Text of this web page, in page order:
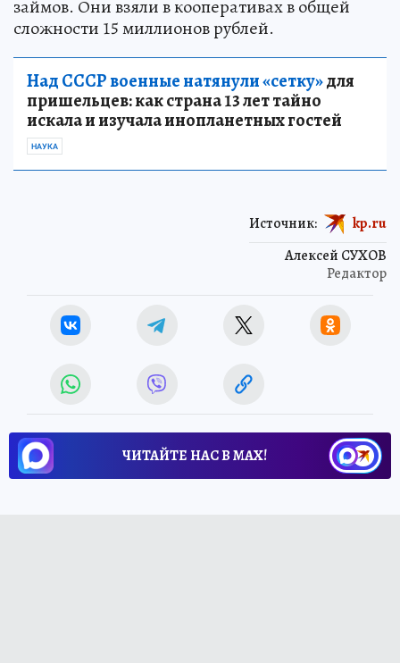
займов. Они взяли в кооперативах в общей
сложности 15 миллионов рублей.
Над СССР военные натянули «сетку»для
пришельцев: как страна 13 лет тайно
искала и изучала инопланетных гостей
НАУКА
Алексей СУХОВ
Редактор
Источник: kp.ru
ЧИТАЙТЕ НАС В МАХ!